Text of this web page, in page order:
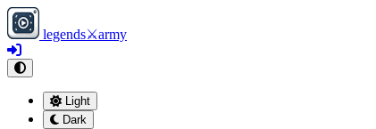
legends⚔army
Light
Dark